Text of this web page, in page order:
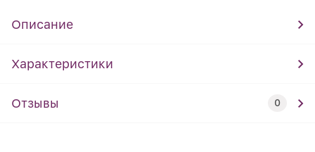
Описание
Характеристики
Отзывы 0